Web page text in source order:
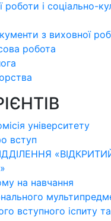
роботи і соціально-
з виховної
робота
університету
вступ
на навчання
вступного іспиту